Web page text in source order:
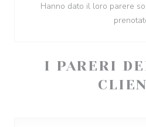
I PARERI
Hanno dato il loro parere